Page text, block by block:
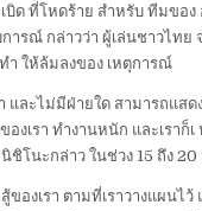
บิด ที่โหดร้าย สำหรับ ทีมขอ
รณ์ กล่าวว่า ผู้เล่นชาวไทย
ำ ให้ล้มลงของ เหตุการณ์
และไม่มีฝ่ายใด สามารถแส
องเรา ทำงานหนัก และเราก็
ชิโนะกล่าว ในช่วง 15 ถึง
ของเรา ตามที่เราวางแผนไ